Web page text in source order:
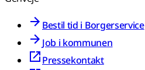
Bestil tid i Borgerservice
Job i kommunen
Pressekontakt